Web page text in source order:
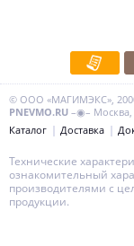
© ООО «МАГИМЭКС», 2000
PNEVMO.RU –◉– Москва,
Каталог
Доставка
Технические
ознакомительный
производителями с
продукции.